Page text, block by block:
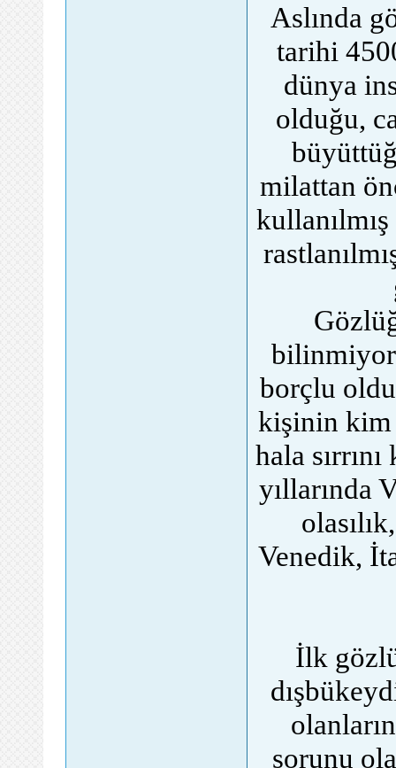
Aslında
tarihi
dünya
olduğu,
milattan
borçlu
kişinin kim
hala
yıllarında
Venedik,
İlk
sorunu